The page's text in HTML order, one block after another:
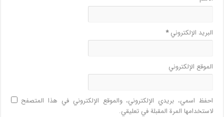
البريد الإلكتروني*
الموقع الإلكتروني
احفظ اسمي، بريدي الإلكتروني، والموقع الإلكتروني في هذا المتصفح
لاستخدامها المرة المقبلة في تعليقي.